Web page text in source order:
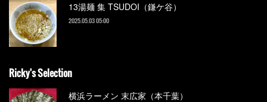
13湯麺 集 TSUDOI（鎌ケ谷）
2025.05.03 05:00
Ricky's Selection
横浜ラーメン 末広家（本千葉）